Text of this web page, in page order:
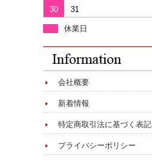
30
31
休業日
会社概要
新着情報
特定商取引法に基づく表記
プライバシーポリシー